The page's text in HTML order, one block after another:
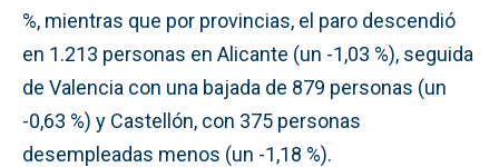
%, mientras que por provincias, el paro descendió
en 1.213 personas en Alicante (un -1,03 %), seguida
de Valencia con una bajada de 879 personas (un
-0,63 %) y Castellón, con 375 personas
desempleadas menos (un -1,18 %).